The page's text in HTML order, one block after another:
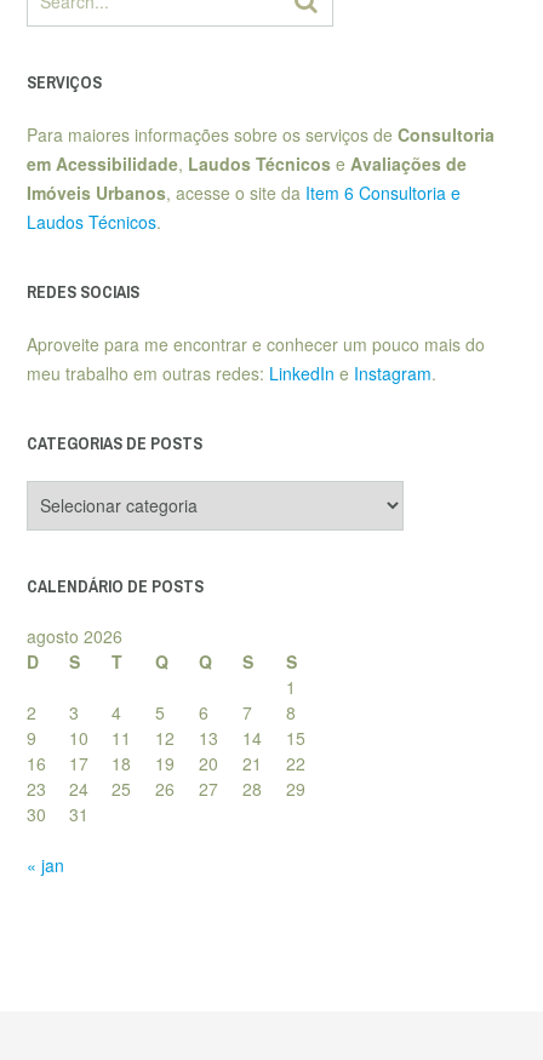
SERVIÇOS
Para maiores informações sobre os serviços de Consultoria
em Acessibilidade, Laudos Técnicos e Avaliações de
Imóveis Urbanos, acesse o site da Item 6 Consultoria e
Laudos Técnicos.
REDES SOCIAIS
Aproveite para me encontrar e conhecer um pouco mais do
meu trabalho em outras redes: LinkedIn e Instagram.
CATEGORIAS DE POSTS
de
CALENDÁRIO DE POSTS
agosto 2026
D
S T Q Q S
S
1
2
3 4 5 6 7
8
9
10 11 12 13 14
15
16
17 18 19 20 21
22
23
24 25 26 27 28
29
30
31
« jan